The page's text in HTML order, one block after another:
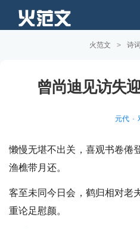
火范文 > 诗
曾尚迪见访失
元代
懒慢无堪不出关，喜观书卷倦
渔樵带月还。
客至未同今日会，鹤归相对老
重论足慰颜。